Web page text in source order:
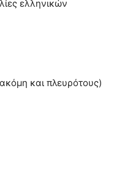
ελληνικών
και πλευρότους)